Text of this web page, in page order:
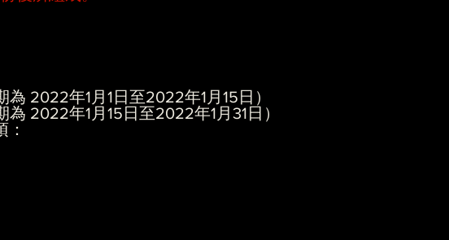
2022年1月1日至2022年1月15日）
2022年1月15日至2022年1月31日）